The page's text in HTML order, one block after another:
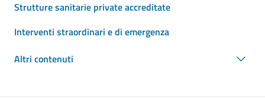
Strutture sanitarie private accreditate
Interventi straordinari e di emergenza
Altri contenuti